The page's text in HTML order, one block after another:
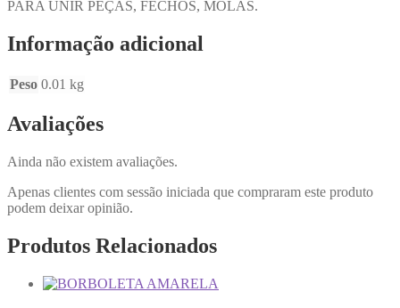
PARA UNIR PEÇAS, FECHOS, MOLAS.
Informação adicional
Peso 0.01 kg
Avaliações
Ainda não existem avaliações.
Apenas clientes com sessão iniciada que compraram este produto
podem deixar opinião.
Produtos Relacionados